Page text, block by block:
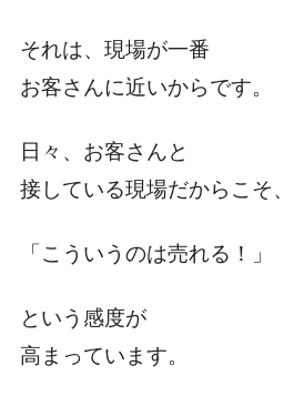
それは、現場が一番
お客さんに近いからです。
日々、お客さんと
接している現場だからこそ、
「こういうのは売れる！」
という感度が
高まっています。